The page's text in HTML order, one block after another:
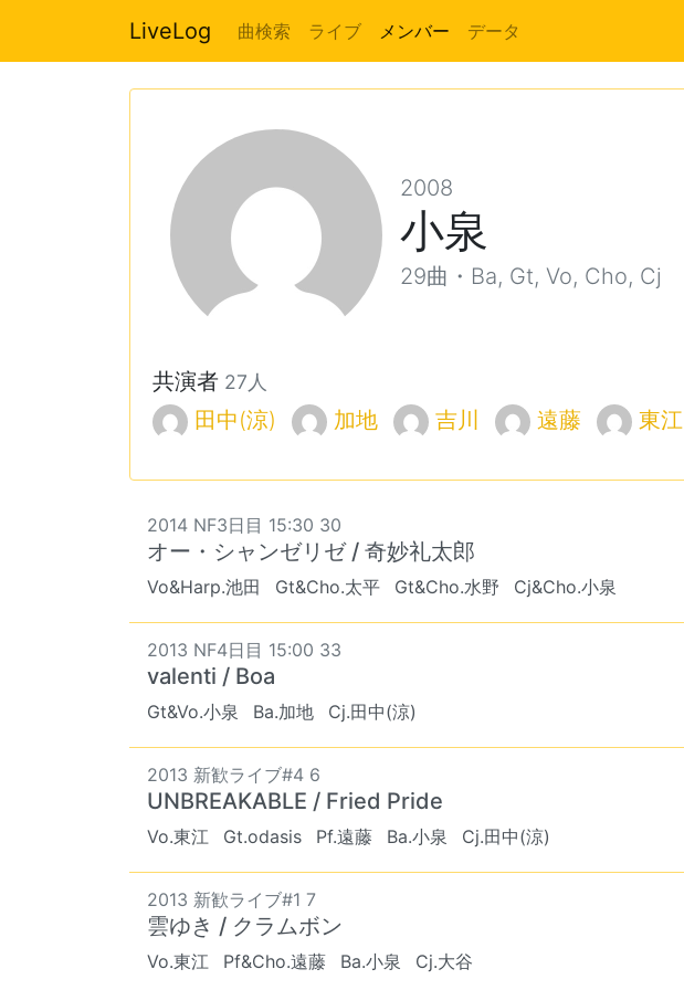
LiveLog 曲検索 ライブ メンバー データ
2008
小泉
29曲・Ba, Gt, Vo, Cho, Cj
共演者 27人
田中(涼) 加地 吉川 遠藤 東江
2014 NF3日目 15:30 30
オー・シャンゼリゼ / 奇妙礼太郎
Vo&Harp.池田 Gt&Cho.太平 Gt&Cho.水野 Cj&Cho.小泉
2013 NF4日目 15:00 33
valenti / Boa
Gt&Vo.小泉 Ba.加地 Cj.田中(涼)
2013 新歓ライブ#4 6
UNBREAKABLE / Fried Pride
Vo.東江 Gt.odasis Pf.遠藤 Ba.小泉 Cj.田中(涼)
2013 新歓ライブ#1 7
雲ゆき / クラムボン
Vo.東江 Pf&Cho.遠藤 Ba.小泉 Cj.大谷